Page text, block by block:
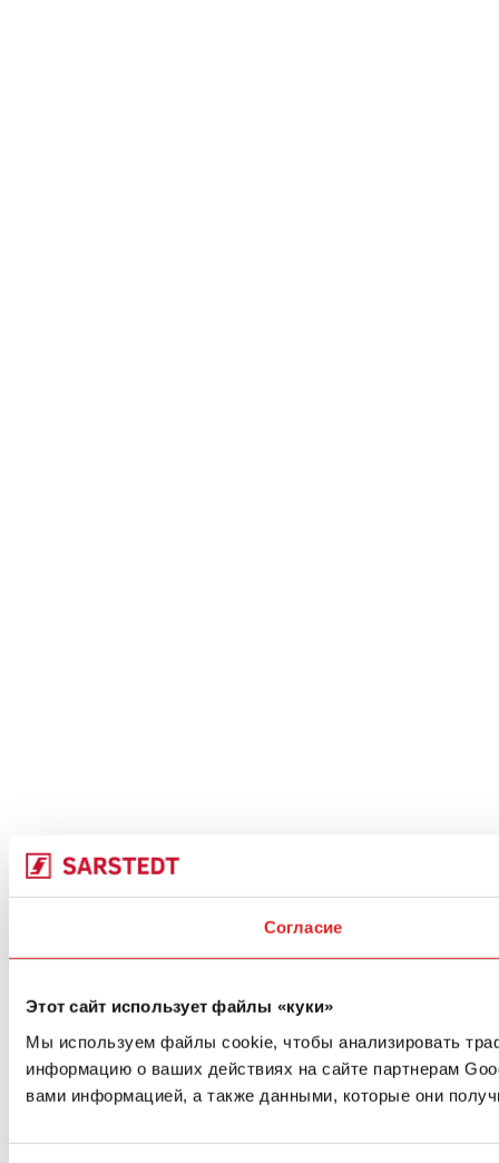
Согласие
Этот сайт использует файлы «куки»
Мы используем файлы cookie, чтобы анализировать
информацию о ваших действиях на сайте партнерам
вами информацией, а также данными, которые они